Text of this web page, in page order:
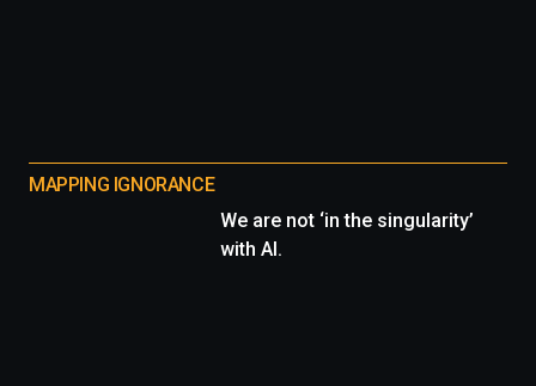
MAPPING IGNORANCE
We are not ‘in the singularity’
with AI.